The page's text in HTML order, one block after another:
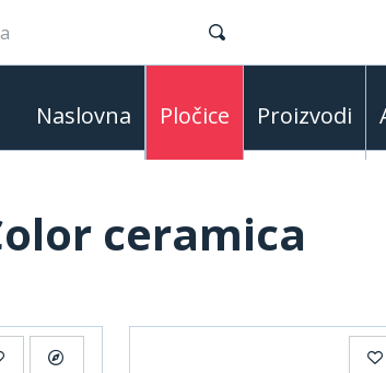
Naslovna Pločice Proizvodi
ceramica